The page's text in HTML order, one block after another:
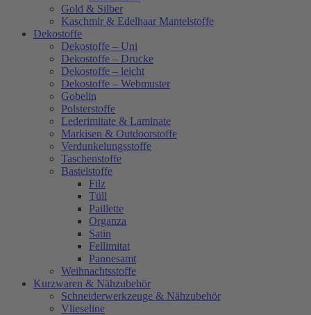
Gold & Silber
Kaschmir & Edelhaar Mantelstoffe
Dekostoffe
Dekostoffe – Uni
Dekostoffe – Drucke
Dekostoffe – leicht
Dekostoffe – Webmuster
Gobelin
Polsterstoffe
Lederimitate & Laminate
Markisen & Outdoorstoffe
Verdunkelungsstoffe
Taschenstoffe
Bastelstoffe
Filz
Tüll
Paillette
Organza
Satin
Fellimitat
Pannesamt
Weihnachtsstoffe
Kurzwaren & Nähzubehör
Schneiderwerkzeuge & Nähzubehör
Vlieseline